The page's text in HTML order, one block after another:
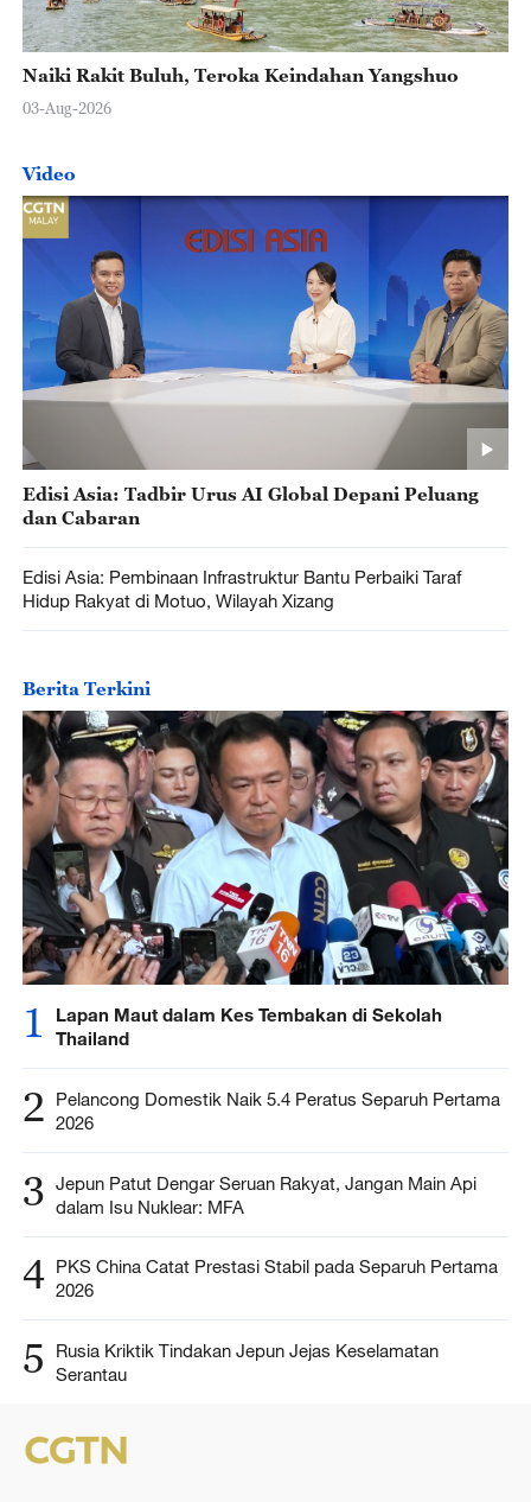
Naiki Rakit Buluh, Teroka Keindahan Yangshuo
03-Aug-2026
Video
Edisi Asia: Tadbir Urus AI Global Depani Peluang
dan Cabaran
Edisi Asia: Pembinaan Infrastruktur Bantu Perbaiki Taraf
Hidup Rakyat di Motuo, Wilayah Xizang
Berita Terkini
1
Lapan Maut dalam Kes Tembakan di Sekolah
Thailand
2
Pelancong Domestik Naik 5.4 Peratus Separuh Pertama
2026
3 Jepun Patut Dengar Seruan Rakyat, Jangan Main Api
dalam Isu Nuklear: MFA
4 PKS China Catat Prestasi Stabil pada Separuh Pertama
2026
5
Rusia Kriktik Tindakan Jepun Jejas Keselamatan
Serantau